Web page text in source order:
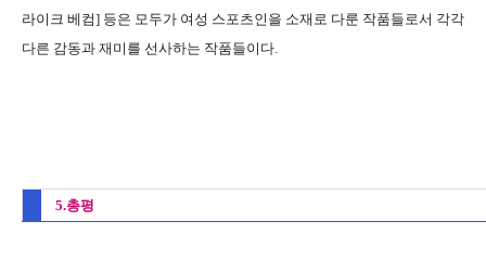
라이크 베컴] 등은 모두가 여성 스포츠인을 소재로 다룬 작품들로서 각각
다른 감동과 재미를 선사하는 작품들이다.
5.총평